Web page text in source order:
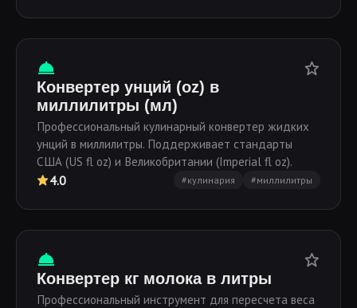
Конвертер унций (oz) в
миллилитры (мл)
Профессиональный кулинарный конвертер жидких
унций в миллилитры. Поддерживает стандарты
США (US fl oz) и Великобритании (Imperial fl oz).
4.0 #кулинария #миллилитры
Конвертер кг молока в литры
Профессиональный инструмент для пересчета веса